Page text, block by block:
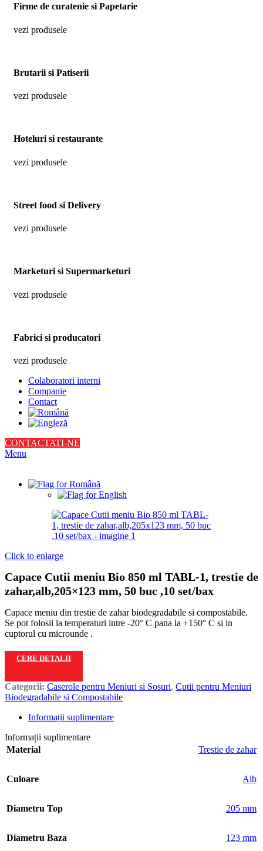
Firme de curatenie si Papetarie
vezi produsele
Brutarii si Patiserii
vezi produsele
Hoteluri si restaurante
vezi produsele
Street food si Delivery
vezi produsele
Marketuri si Supermarketuri
vezi produsele
Fabrici si producatori
vezi produsele
Colaboratori interni
Companie
Contact
CONTACTATI-NE
Menu
Click to enlarge
Capace Cutii meniu Bio 850 ml TABL-1, trestie de
zahar,alb,205×123 mm, 50 buc ,10 set/bax
Capace meniu din trestie de zahar biodegradabile si compostabile.
Se pot folosii la temperaturi intre -20° C pana la +150° C si in
cuptorul cu microunde .
CERE DETALII
Categorii: Caserole pentru Meniuri si Sosuri, Cutii pentru Meniuri
Biodegradabile si Compostabile
Informații suplimentare
Informații suplimentare
Material
Trestie de zahar
Culoare Alb
Diametru Top 205 mm
Diametru Baza 123 mm